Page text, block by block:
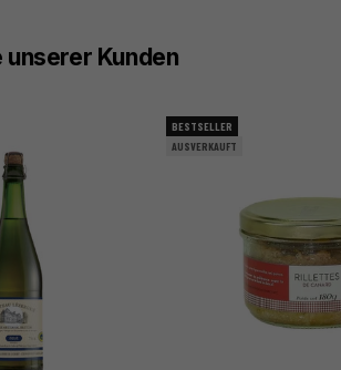
unserer Kunden
BESTSELLER
AUSVERKAUFT